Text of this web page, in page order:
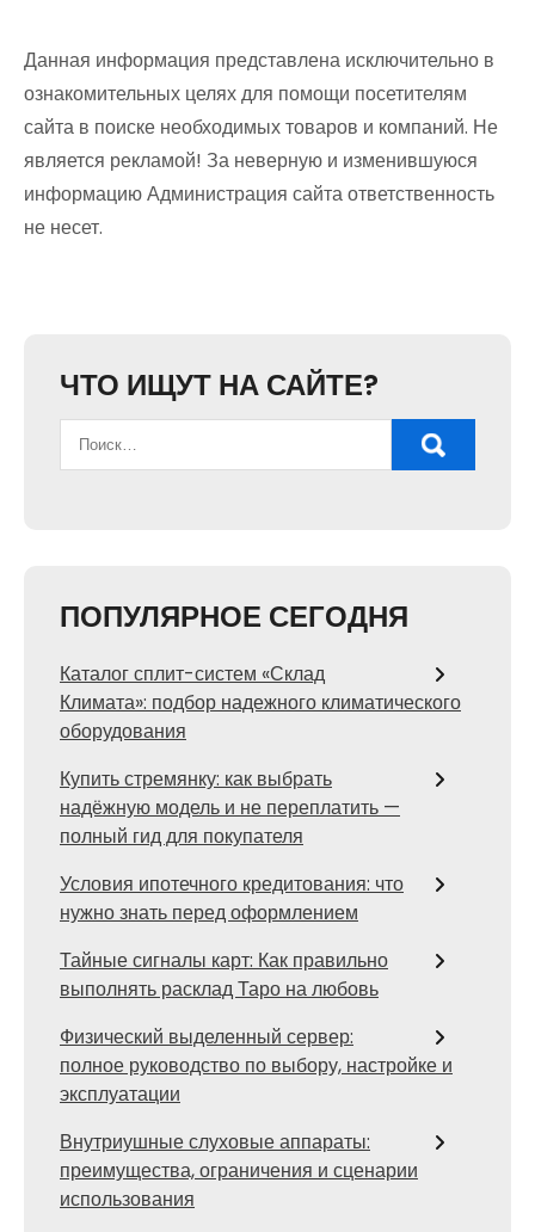
Данная информация представлена исключительно в
ознакомительных целях для помощи посетителям
сайта в поиске необходимых товаров и компаний. Не
является рекламой! За неверную и изменившуюся
информацию Администрация сайта ответственность
не несет.
ЧТО ИЩУТ НА САЙТЕ?
ПОПУЛЯРНОЕ СЕГОДНЯ
Каталог сплит-систем «Склад
Климата»: подбор надежного климатического
оборудования
Купить стремянку: как выбрать
надёжную модель и не переплатить —
полный гид для покупателя
Условия ипотечного кредитования: что
нужно знать перед оформлением
Тайные сигналы карт: Как правильно
выполнять расклад Таро на любовь
Физический выделенный сервер:
полное руководство по выбору, настройке и
эксплуатации
Внутриушные слуховые аппараты:
преимущества, ограничения и сценарии
использования